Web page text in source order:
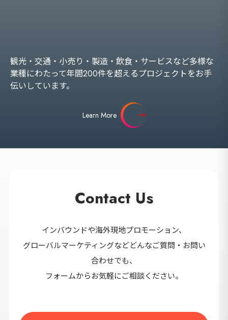
観光・交通・小売り・製造・飲食・サービスなど多様な
業種にわたって年間200件を超えるプロジェクトをお手
伝いしています。
Learn More
Contact Us
インバウンドや海外現地プロモーション、
グローバルマーケティングなどどんなご質問・お問い
合わせでも、
フォームからお気軽にご相談ください。